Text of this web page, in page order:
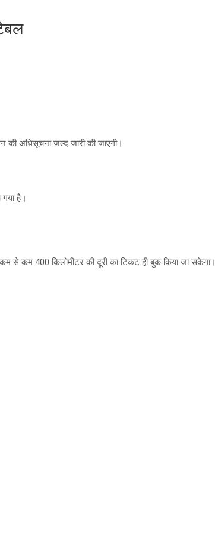
की अधिसूचना जल्द जारी की जाएगी।
है।
से कम 400 किलोमीटर की दूरी का टिकट ही बुक किया जा सकेगा।